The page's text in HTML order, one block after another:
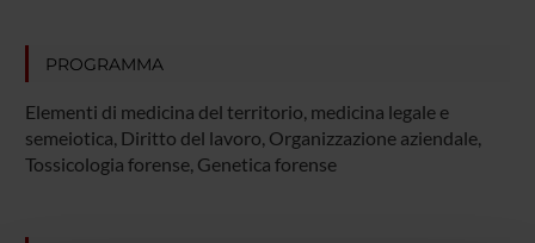
PROGRAMMA
Elementi di medicina del territorio, medicina legale e
semeiotica, Diritto del lavoro, Organizzazione aziendale,
Tossicologia forense, Genetica forense